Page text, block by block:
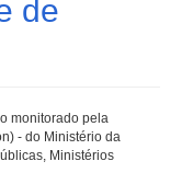
de
monitorado pela
- do Ministério da
Ministérios